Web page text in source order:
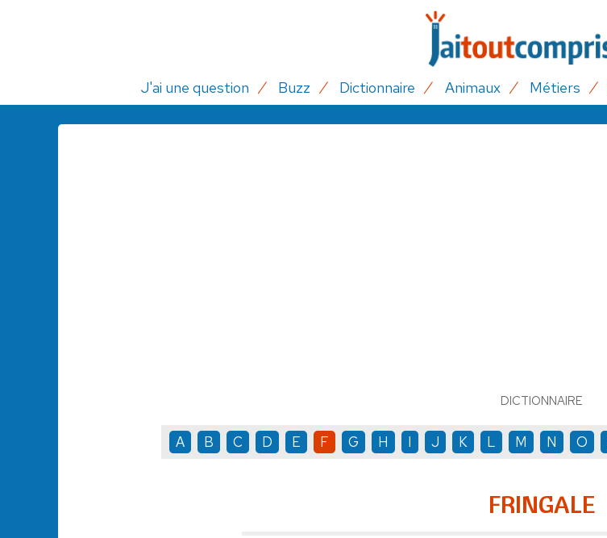
J'ai une question Buzz Dictionnaire Animaux Métiers
DICTIONNAIRE
A B C D E F G H I J K L M N O
FRINGALE